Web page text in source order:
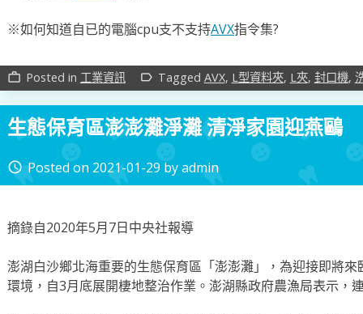
※如何知道自已的電腦cpu支不支持AVX指令集?
work_outline Posted in 工業資訊 label_outline Tagged AVX, L型資料夾, L夾, 封口機,
生態保育區澎澎灘淨灘 清淨家園迎燕鷗
access_time Posted on 2021-01-29byadmin
摘錄自2020年5月7日中央社報導
澎湖白沙鄉北海重要的生態保育區「澎澎灘」，為迎接即將
環境，自3月底展開棲地整治作業。澎湖縣政府農漁局表示，